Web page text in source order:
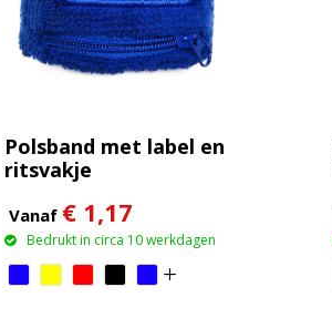
Polsband met label en
ritsvakje
Vanaf € 1,17
Bedrukt in circa 10 werkdagen